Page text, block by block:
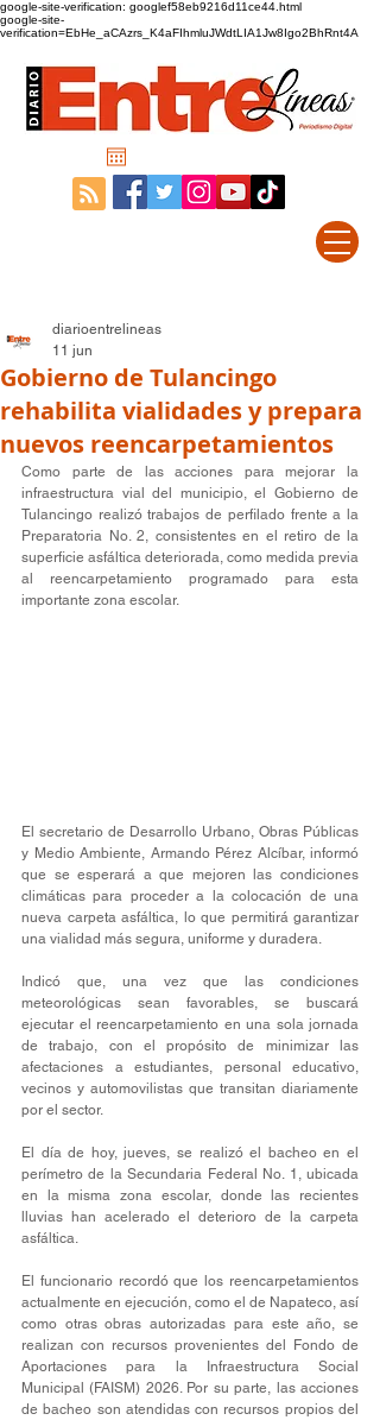
google-site-verification: googlef58eb9216d11ce44.html
google-site-
verification=EbHe_aCAzrs_K4aFIhmluJWdtLIA1Jw8Igo2BhRnt4A
Gobierno de Tulancingo
rehabilita vialidades y prepara
nuevos reencarpetamientos
diarioentrelineas
11 jun
Como parte de las acciones para mejorar la
infraestructura vial del municipio, el Gobierno de
Tulancingo realizó trabajos de perfilado frente a la
Preparatoria No. 2, consistentes en el retiro de la
superficie asfáltica deteriorada, como medida previa
al reencarpetamiento programado para esta
importante zona escolar.
El secretario de Desarrollo Urbano, Obras Públicas
y Medio Ambiente, Armando Pérez Alcíbar, informó
que se esperará a que mejoren las condiciones
climáticas para proceder a la colocación de una
nueva carpeta asfáltica, lo que permitirá garantizar
una vialidad más segura, uniforme y duradera.
Indicó que, una vez que las condiciones
meteorológicas sean favorables, se buscará
ejecutar el reencarpetamiento en una sola jornada
de trabajo, con el propósito de minimizar las
afectaciones a estudiantes, personal educativo,
vecinos y automovilistas que transitan diariamente
por el sector.
El día de hoy, jueves, se realizó el bacheo en el
perímetro de la Secundaria Federal No. 1, ubicada
en la misma zona escolar, donde las recientes
lluvias han acelerado el deterioro de la carpeta
asfáltica.
El funcionario recordó que los reencarpetamientos
actualmente en ejecución, como el de Napateco, así
como otras obras autorizadas para este año, se
realizan con recursos provenientes del Fondo de
Aportaciones para la Infraestructura Social
Municipal (FAISM) 2026. Por su parte, las acciones
de bacheo son atendidas con recursos propios del